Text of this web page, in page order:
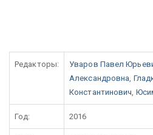
Редакторы: Уваров Павел
Александровна
Константинович
Год: 2016